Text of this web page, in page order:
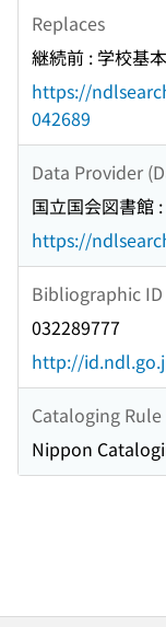
Replaces
継続前 : 学校基
https://
042689
Data Provider
国立国会図書館
https://
Bibliographic ID
032289777
http://
Cataloging Rule
Nippon